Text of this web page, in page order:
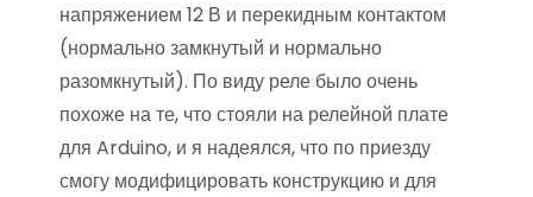
напряжением 12 В и перекидным контактом
(нормально замкнутый и нормально
разомкнутый). По виду реле было очень
похоже на те, что стояли на релейной плате
для Arduino, и я надеялся, что по приезду
смогу модифицировать конструкцию и для